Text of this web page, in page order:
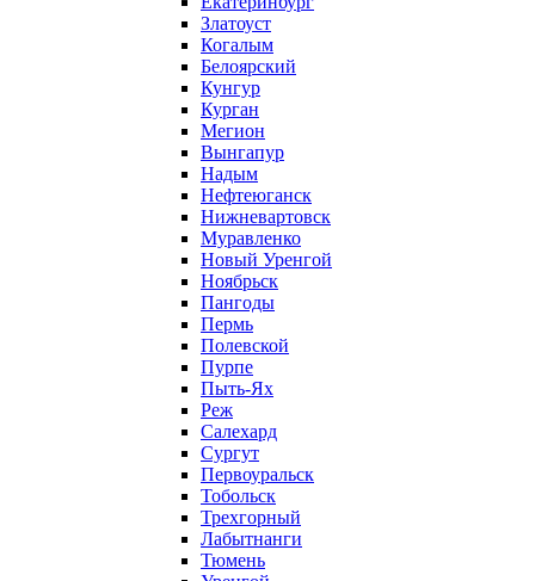
Златоуст
Когалым
Белоярский
Кунгур
Курган
Мегион
Вынгапур
Надым
Нефтеюганск
Нижневартовск
Муравленко
Новый Уренгой
Ноябрьск
Пангоды
Пермь
Полевской
Пурпе
Пыть-Ях
Реж
Салехард
Сургут
Первоуральск
Тобольск
Трехгорный
Лабытнанги
Тюмень